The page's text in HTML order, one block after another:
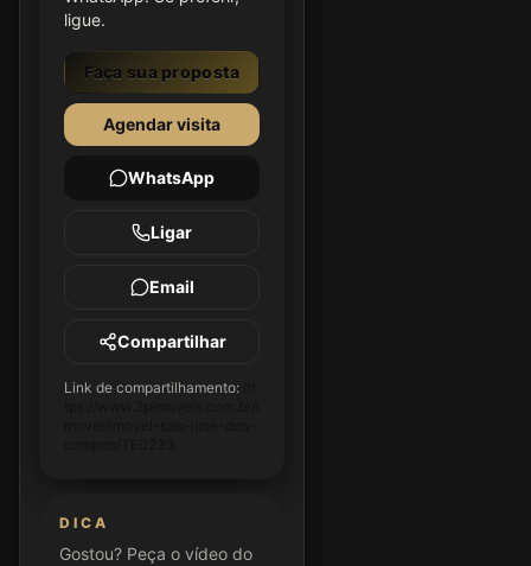
ligue.
Faça sua proposta
Agendar visita
WhatsApp
Ligar
Email
Compartilhar
Link de compartilhamento:
DICA
Gostou? Peça o vídeo do